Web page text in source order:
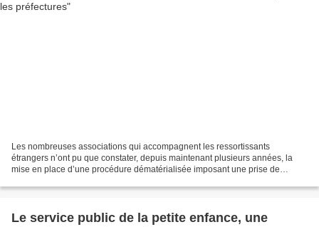
Les nombreuses associations qui accompagnent les ressortissants
étrangers n’ont pu que constater, depuis maintenant plusieurs années, la
mise en place d’une procédure dématérialisée imposant une prise de
Le service public de la petite enfance, une